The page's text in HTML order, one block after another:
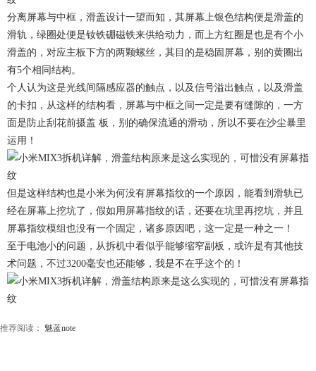
分离屏幕与中框，滑盖设计一望而知，其屏幕上银色结构便是滑盖的
滑轨，绿圈处便是钕铁硼磁铁来供给动力，而上方红圈是也是有个小
滑盖的，对应主板下方的两颗螺丝，其目的是稳固屏幕，别的黄圈出
有5个相同结构。
个人认为这是光线间隔感应器的触点，以及信号溢出触点，以及滑盖
的卡扣，从这样的结构看，屏幕与中框之间一定是要有缝隙的，一方
面是防止刮花前摄盖 板，别的确保流通的滑动，所以不要在沙尘暴里
运用！
但是这样结构也是小米为何没有屏幕指纹的一个原因，能看到滑轨已
经在屏幕上挖坑了，假如用屏幕指纹的话，还要在坑里再挖坑，并且
屏幕指纹模组也没有一个固定，诸多原因吧，这一定是一种之一！
至于电池小的问题，从拆机中看似乎能够缩窄副板，或许是有其他技
术问题，不过3200毫安也还能够，我是不在乎这个的！
推荐阅读： 魅蓝note